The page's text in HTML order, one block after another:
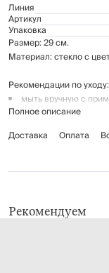
Линия
Артикул
Упаковка
Размер: 29 см.
Материал: стекло с
Рекомендации по уходу:
мыть вручную с
не использовать
Полное описание
Доставка
Оплата
Рекомендуем